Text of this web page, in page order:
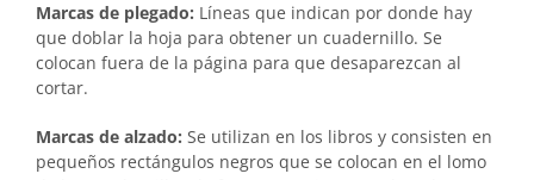
Marcas de plegado: Líneas que indican por donde hay
que doblar la hoja para obtener un cuadernillo. Se
colocan fuera de la página para que desaparezcan al
cortar.
Marcas de alzado: Se utilizan en los libros y consisten en
pequeños rectángulos negros que se colocan en el lomo